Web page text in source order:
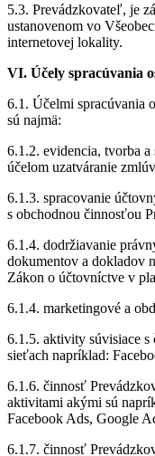
5.3. Prevádzko­vateľ, je
ustanovenom vo
internetovej lokality.
VI. Účely spracúvania
6.1. Účelmi spracúvania
sú najmä:
6.1.2. evidencia, tvorba
účelom uzatváranie
6.1.3. spracovanie
s obchodnou činnosťou
6.1.4. dodržiavanie
dokumentov a dokladov
Zákon o účtovníctve v
6.1.4. marketingové a
6.1.5. aktivity súvisiace
sieťach napríklad:
6.1.6. činnosť
aktivitami akými sú
Facebook Ads, Google
6.1.7. činnosť